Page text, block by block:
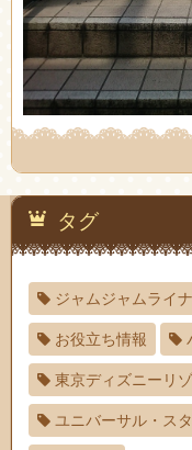
タグ
ジャムジャムライ
お役立ち情報
東京ディズニーリ
ユニバーサル・ス